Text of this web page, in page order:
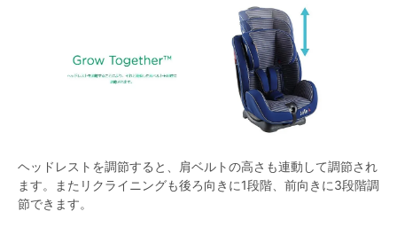
ヘッドレストを調節すると、肩ベルトの高さも連動して調節され
ます。またリクライニングも後ろ向きに1段階、前向きに3段階調
節できます。